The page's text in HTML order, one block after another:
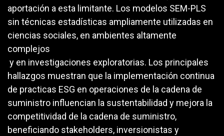
aportación a esta limitante. Los modelos SEM-PLS
sin técnicas estadísticas ampliamente utilizadas en
ciencias sociales, en ambientes altamente
complejos
y en investigaciones exploratorias. Los principales
hallazgos muestran que la implementación continua
de practicas ESG en operaciones de la cadena de
suministro influencian la sustentabilidad y mejora la
competitividad de la cadena de suministro,
beneficiando stakeholders, inversionistas y